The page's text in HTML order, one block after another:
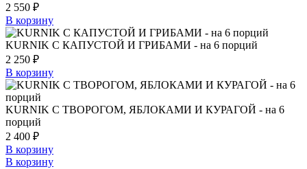
2 550 ₽
В корзину
KURNIK С КАПУСТОЙ И ГРИБАМИ - на 6 порций
2 250 ₽
В корзину
KURNIK С ТВОРОГОМ, ЯБЛОКАМИ И КУРАГОЙ - на 6
порций
2 400 ₽
В корзину
В корзину